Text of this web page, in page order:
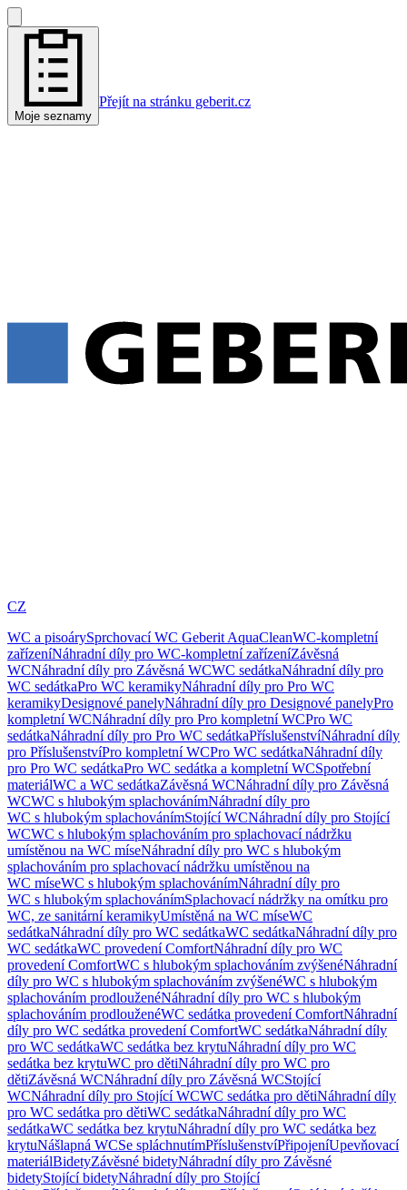
Moje seznamy
Přejít na stránku geberit.cz
CZ
WC a pisoárySprchovací WC Geberit AquaCleanWC-kompletní
zařízeníNáhradní díly pro WC-kompletní zařízeníZávěsná
WCNáhradní díly pro Závěsná WCWC sedátkaNáhradní díly pro
WC sedátkaPro WC keramikyNáhradní díly pro Pro WC
keramikyDesignové panelyNáhradní díly pro Designové panelyPro
kompletní WCNáhradní díly pro Pro kompletní WCPro WC
sedátkaNáhradní díly pro Pro WC sedátkaPříslušenstvíNáhradní díly
pro PříslušenstvíPro kompletní WCPro WC sedátkaNáhradní díly
pro Pro WC sedátkaPro WC sedátka a kompletní WCSpotřební
materiálWC a WC sedátkaZávěsná WCNáhradní díly pro Závěsná
WCWC s hlubokým splachovánímNáhradní díly pro
WC s hlubokým splachovánímStojící WCNáhradní díly pro Stojící
WCWC s hlubokým splachováním pro splachovací nádržku
umístěnou na WC míseNáhradní díly pro WC s hlubokým
splachováním pro splachovací nádržku umístěnou na
WC míseWC s hlubokým splachovánímNáhradní díly pro
WC s hlubokým splachovánímSplachovací nádržky na omítku pro
WC, ze sanitární keramikyUmístěná na WC míseWC
sedátkaNáhradní díly pro WC sedátkaWC sedátkaNáhradní díly pro
WC sedátkaWC provedení ComfortNáhradní díly pro WC
provedení ComfortWC s hlubokým splachováním zvýšenéNáhradní
díly pro WC s hlubokým splachováním zvýšenéWC s hlubokým
splachováním prodlouženéNáhradní díly pro WC s hlubokým
splachováním prodlouženéWC sedátka provedení ComfortNáhradní
díly pro WC sedátka provedení ComfortWC sedátkaNáhradní díly
pro WC sedátkaWC sedátka bez krytuNáhradní díly pro WC
sedátka bez krytuWC pro dětiNáhradní díly pro WC pro
dětiZávěsná WCNáhradní díly pro Závěsná WCStojící
WCNáhradní díly pro Stojící WCWC sedátka pro dětiNáhradní díly
pro WC sedátka pro dětiWC sedátkaNáhradní díly pro WC
sedátkaWC sedátka bez krytuNáhradní díly pro WC sedátka bez
krytuNášlapná WCSe spláchnutímPříslušenstvíPřipojeníUpevňovací
materiálBidetyZávěsné bidetyNáhradní díly pro Závěsné
bidetyStojící bidetyNáhradní díly pro Stojící